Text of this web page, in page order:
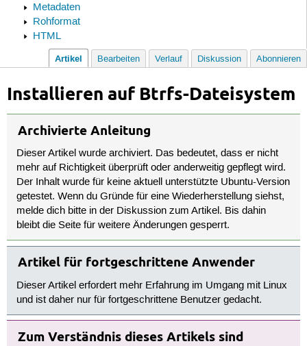
Metadaten
Rohformat
HTML
Artikel Bearbeiten Verlauf Diskussion Abonnieren
Installieren auf Btrfs-Dateisystem
Archivierte Anleitung
Dieser Artikel wurde archiviert. Das bedeutet, dass er nicht
mehr auf Richtigkeit überprüft oder anderweitig gepflegt wird.
Der Inhalt wurde für keine aktuell unterstützte Ubuntu-Version
getestet. Wenn du Gründe für eine Wiederherstellung siehst,
melde dich bitte in der Diskussion zum Artikel. Bis dahin
bleibt die Seite für weitere Änderungen gesperrt.
Artikel für fortgeschrittene Anwender
Dieser Artikel erfordert mehr Erfahrung im Umgang mit Linux
und ist daher nur für fortgeschrittene Benutzer gedacht.
Zum Verständnis dieses Artikels sind